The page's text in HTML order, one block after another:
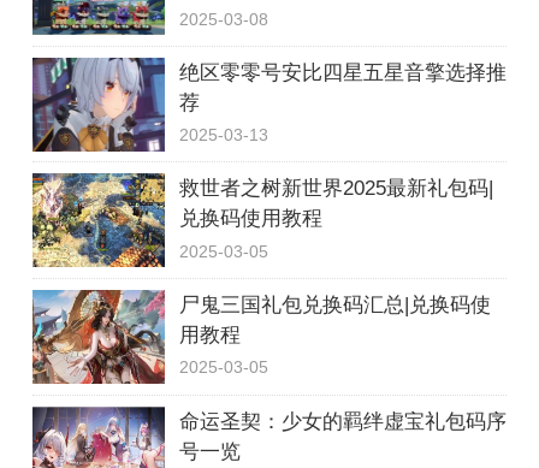
2025-03-08
绝区零零号安比四星五星音擎选择推
荐
2025-03-13
救世者之树新世界2025最新礼包码|
兑换码使用教程
2025-03-05
尸鬼三国礼包兑换码汇总|兑换码使
用教程
2025-03-05
命运圣契：少女的羁绊虚宝礼包码序
号一览